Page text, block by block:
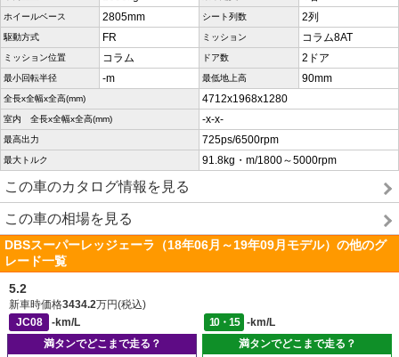
ホイールベース 2805mm シート列数 2列
駆動方式 FR ミッション コラム8AT
ミッション位置 コラム ドア数 2ドア
最小回転半径 -m 最低地上高 90mm
全長x全幅x全高(mm) 4712x1968x1280
室内 全長x全幅x全高(mm) -x-x-
最高出力 725ps/6500rpm
最大トルク 91.8kg・m/1800～5000rpm
この車のカタログ情報を見る
この車の相場を見る
DBSスーパーレッジェーラ（18年06月～19年09月モデル）の他のグ
レード一覧
5.2
新車時価格3434.2万円(税込)
JC08
-km/L 10・15
-km/L
満タンでどこまで走る？
満タンでどこまで走る？